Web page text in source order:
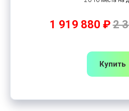
1 919 880 ₽2
Купить